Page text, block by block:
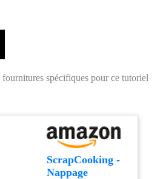
spécifiques pour ce tutoriel
ScrapCooking -
Nappage